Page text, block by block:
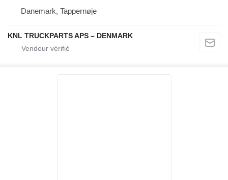
Danemark, Tappernøje
KNL TRUCKPARTS APS – DENMARK